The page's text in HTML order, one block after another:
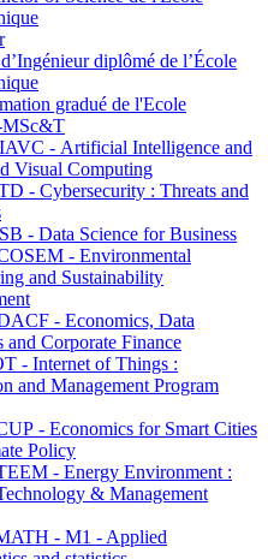
diplômé de l’École
gradué de l'Ecole
MSc&T
- Artificial Intelligence and
Visual Computing
- Cybersecurity : Threats and
- Data Science for Business
- Environmental
and Sustainability
- Economics, Data
and Corporate Finance
- Internet of Things :
and Management Program
- Economics for Smart Cities
Policy
- Energy Environment :
& Management
- M1 - Applied